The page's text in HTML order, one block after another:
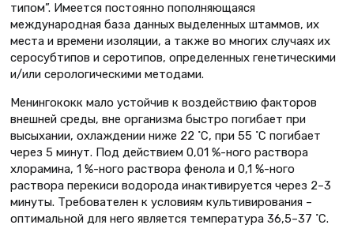
типом”. Имеется постоянно пополняющаяся
международная база данных выделенных штаммов, их
места и времени изоляции, а также во многих случаях их
серосубтипов и серотипов, определенных генетическими
и/или серологическими методами.
Менингококк мало устойчив к воздействию факторов
внешней среды, вне организма быстро погибает при
высыхании, охлаждении ниже 22 ˚С, при 55 ˚С погибает
через 5 минут. Под действием 0,01 %-ного раствора
хлорамина, 1 %-ного раствора фенола и 0,1 %-ного
раствора перекиси водорода инактивируется через 2–3
минуты. Требователен к условиям культивирования –
оптимальной для него является температура 36,5–37 ˚С.